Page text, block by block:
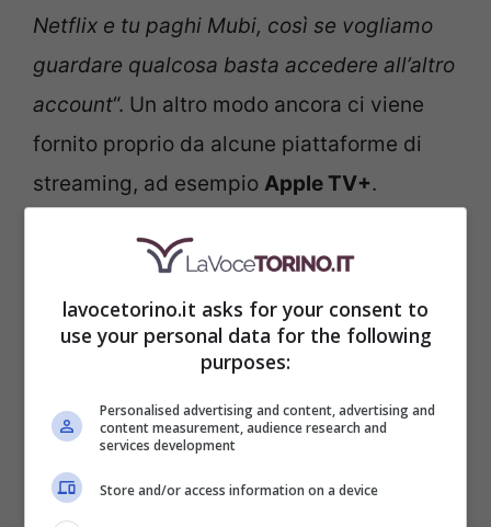
Netflix e tu paghi Mubi, così se vogliamo
guardare qualcosa basta accedere all’altro
account“. Un altro modo ancora ci viene
fornito proprio da alcune piattaforme di
streaming, ad esempio Apple TV+.
Dal suo lancio sul mercato nel 2019
con una libreria di prodotti di qualità e
originali, spendendo oltre 20 miliardi di
dollari. Allo stesso tempo, però, non è
riuscita a superare colossi concorrenti
come Netflix e Prime Video. Proprio da
lavocetorino.it asks for your consent to
use your personal data for the following
purposes:
Personalised advertising and content, advertising and
content measurement, audience research and
services development
Store and/or access information on a device